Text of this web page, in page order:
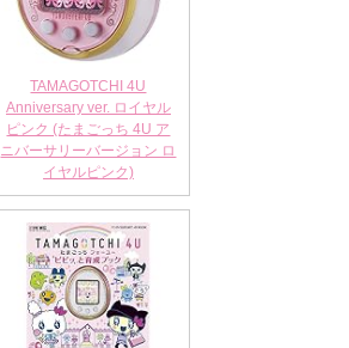
TAMAGOTCHI 4U
Anniversary ver. ロイヤル
ピンク (たまごっち 4U ア
ニバーサリーバージョン ロ
イヤルピンク)